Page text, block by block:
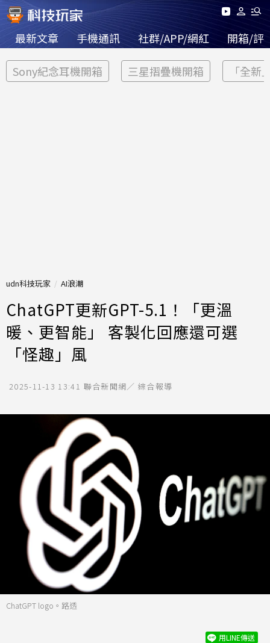
最新文章 手機通訊 社群/APP/網紅 開箱/評
Sony紀念耳機開箱 三星摺疊機開箱 「全新
udn科技玩家 AI浪潮
ChatGPT更新GPT-5.1！「更溫
暖、更智能」 客製化回應還可選
「怪趣」風
2025-11-13 13:41 聯合新聞網／ 綜合報導
ChatGPT logo。路透
用LINE傳送